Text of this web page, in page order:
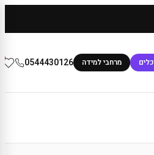
מרחבי למידה 0544430126